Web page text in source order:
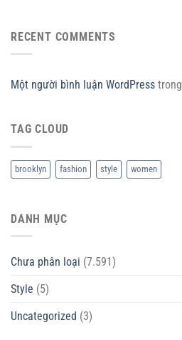
RECENT COMMENTS
Một người bình luận WordPress trong
TAG CLOUD
brooklyn fashion style women
DANH MỤC
Chưa phân loại (7.591)
Style (5)
Uncategorized (3)